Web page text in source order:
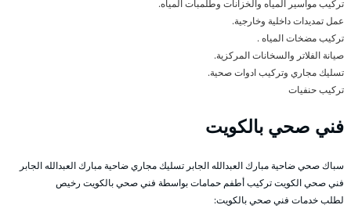
تركيب مواسير المياه والخزانات وطلمبات المياه.
عمل تمديدات داخلية وخارجية.
تركيب مضخات المياه .
صيانة الفلاتر والسخانات المركزية.
تسليك مجاري وتركيب ادوات صحية.
تركيب حنفيات
فني صحي بالكويت
سباك صحي ضاحية مبارك العبدالله الجابر تسليك مجاري ضاحية مبارك العبدالله الجابر
فني صحي الكويت تركيب أطفم حمامات بواسطة فني صحي بالكويت رخيص
لطلب خدمات فني صحي بالكويت: